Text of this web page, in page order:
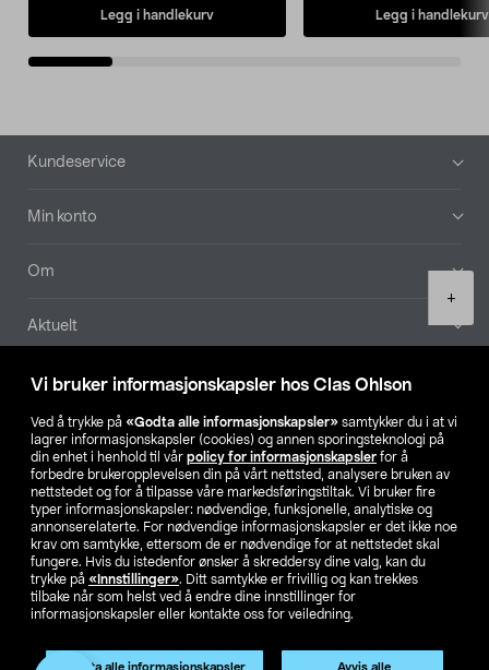
Vi bruker informasjonskapsler hos Clas Ohlson
Ved å trykke på «Godta alle informasjonskapsler» samtykker du i at vi
lagrer informasjonskapsler (cookies) og annen sporingsteknologi på
din enhet i henhold til vår policy for informasjonskapsler for å
forbedre brukeropplevelsen din på vårt nettsted, analysere bruken av
nettstedet og for å tilpasse våre markedsføringstiltak. Vi bruker fire
typer informasjonskapsler: nødvendige, funksjonelle, analytiske og
annonserelaterte. For nødvendige informasjonskapsler er det ikke noe
krav om samtykke, ettersom de er nødvendige for at nettstedet skal
fungere. Hvis du istedenfor ønsker å skreddersy dine valg, kan du
trykke på «Innstillinger». Ditt samtykke er frivillig og kan trekkes
tilbake når som helst ved å endre dine innstillinger for
informasjonskapsler eller kontakte oss for veiledning.
Godta alle informasjonskapsler Avvis alle
+
Legg i handlekurv Legg i handlekurv
Bunntekst
Kundeservice
Min konto
Om
Aktuelt
Våre selskaper
Finn din butikk
SE NO FI
Endre til priser ekskl. moms